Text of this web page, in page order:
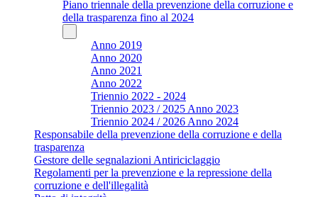
Piano triennale della prevenzione della corruzione e
della trasparenza fino al 2024
Anno 2019
Anno 2020
Anno 2021
Anno 2022
Triennio 2022 - 2024
Triennio 2023 / 2025 Anno 2023
Triennio 2024 / 2026 Anno 2024
Responsabile della prevenzione della corruzione e della
trasparenza
Gestore delle segnalazioni Antiriciclaggio
Regolamenti per la prevenzione e la repressione della
corruzione e dell'illegalità